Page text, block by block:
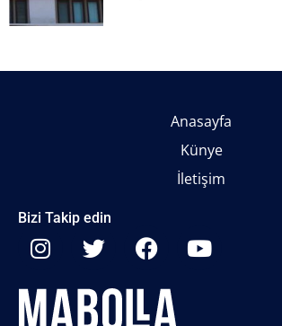
Anasayfa
Künye
İletişim
Bizi Takip edin